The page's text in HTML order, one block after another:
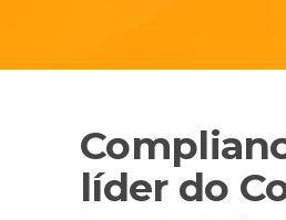
líder do